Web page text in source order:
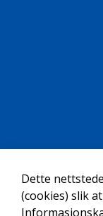
Dette
(cookies) slik